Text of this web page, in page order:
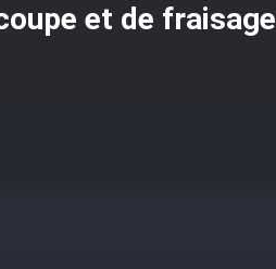
et de fraisage